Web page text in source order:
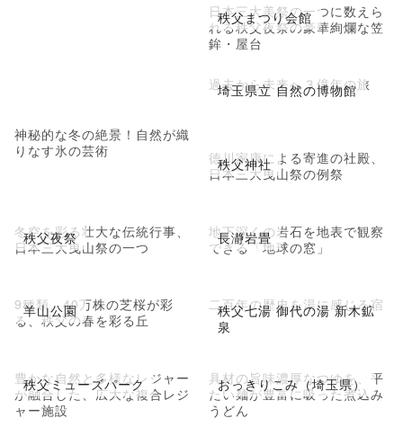
神秘的な冬の絶景！自然が織
りなす氷の芸術
秩父まつり会館
日本三大美祭の一つに数えら
れる秩父夜祭の豪華絢爛な笠
鉾・屋台
埼玉県立 自然の博物館
過去から未来へ３億年の旅
秩父神社
徳川家康による寄進の社殿、
日本三大曳山祭の例祭
秩父夜祭
冬空を彩る壮大な伝統行事、
日本三大曳山祭の一つ
長瀞岩畳
地下深くの岩石を地表で観察
できる「地球の窓」
羊山公園
9種類、40万株の芝桜が彩
る、秩父の春を彩る丘
秩父七湯 御代の湯 新木鉱
泉
二百年の歴史を湯に感じる宿
秩父ミューズパーク
豊かな自然と多様なレジャー
が融合した、広大な複合レジ
ャー施設
おっきりこみ（埼玉県）
具材の旨味濃厚なつゆを、平
たい麺が豊富に吸った煮込み
うどん